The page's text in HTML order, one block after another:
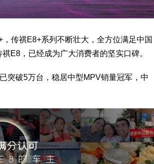
传祺E8+系列不断壮大，全方位满足中国
E8，已经成为广大消费者的坚实口碑。
突破5万台，稳居中型MPV销量冠军，中